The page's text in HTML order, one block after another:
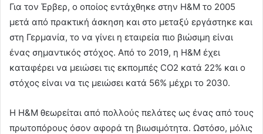
Για τον Έρβερ, ο οποίος εντάχθηκε στην H&M το 2005
μετά από πρακτική άσκηση και στο μεταξύ εργάστηκε και
στη Γερμανία, το να γίνει η εταιρεία πιο βιώσιμη είναι
ένας σημαντικός στόχος. Από το 2019, η H&M έχει
καταφέρει να μειώσει τις εκπομπές CO2 κατά 22% και ο
στόχος είναι να τις μειώσει κατά 56% μέχρι το 2030.
Η H&M θεωρείται από πολλούς πελάτες ως ένας από τους
πρωτοπόρους όσον αφορά τη βιωσιμότητα. Ωστόσο, μόλις